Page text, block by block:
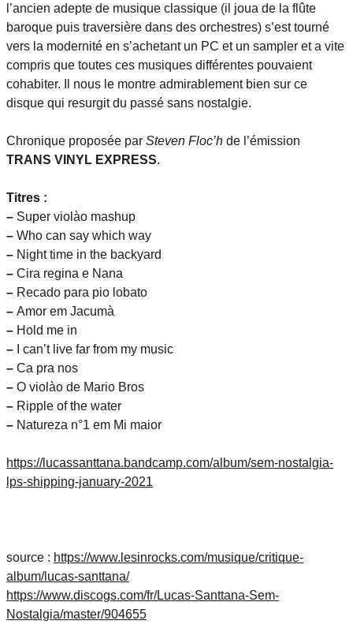
l’ancien adepte de musique classique (il joua de la flûte
baroque puis traversière dans des orchestres) s’est tourné
vers la modernité en s’achetant un PC et un sampler et a vite
compris que toutes ces musiques différentes pouvaient
cohabiter. Il nous le montre admirablement bien sur ce
disque qui resurgit du passé sans nostalgie.
Chronique proposée par Steven Floc’h de l’émission
TRANS VINYL EXPRESS.
Titres :
– Super violào mashup
– Who can say which way
– Night time in the backyard
– Cira regina e Nana
– Recado para pio lobato
– Amor em Jacumà
– Hold me in
– I can’t live far from my music
– Ca pra nos
– O violào de Mario Bros
– Ripple of the water
– Natureza n°1 em Mi maior
https://lucassanttana.bandcamp.com/album/sem-nostalgia-
lps-shipping-january-2021
source : https://www.lesinrocks.com/musique/critique-
album/lucas-santtana/
https://www.discogs.com/fr/Lucas-Santtana-Sem-
Nostalgia/master/904655